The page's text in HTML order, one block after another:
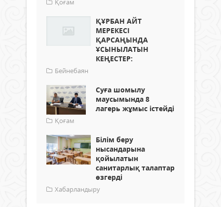
Қоғам
ҚҰРБАН АЙТ
МЕРЕКЕСІ
ҚАРСАҢЫНДА
ҰСЫНЫЛАТЫН
КЕҢЕСТЕР:
Бейнебаян
Суға шомылу
маусымында 8
лагерь жұмыс істейді
Қоғам
Білім беру
нысандарына
қойылатын
санитарлық талаптар
өзгерді
Хабарландыру